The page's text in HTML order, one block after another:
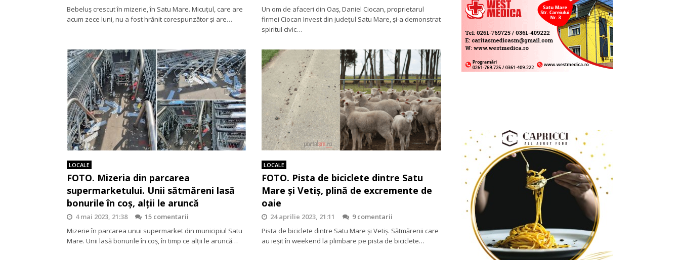
Bebeluș crescut în mizerie, în Satu Mare. Micuțul, care are
acum zece luni, nu a fost hrănit corespunzător și are…
Un om de afaceri din Oaș, Daniel Ciocan, proprietarul
firmei Ciocan Invest din județul Satu Mare, și-a demonstrat
spiritul civic…
LOCALE
FOTO. Mizeria din parcarea
supermarketului. Unii sătmăreni lasă
bonurile în coș, alții le aruncă
4 mai 2023, 21:38
15 comentarii
Mizerie în parcarea unui supermarket din municipiul Satu
Mare. Unii lasă bonurile în coș, în timp ce alții le aruncă…
LOCALE
FOTO. Pista de biciclete dintre Satu
Mare şi Vetiş, plină de excremente de
oaie
24 aprilie 2023, 21:11
9 comentarii
Pista de biciclete dintre Satu Mare şi Vetiş. Sătmărenii care
au ieşit în weekend la plimbare pe pista de biciclete…